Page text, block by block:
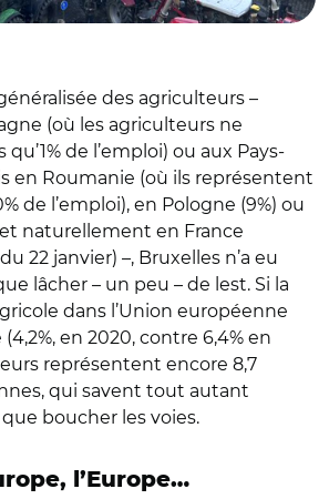
des agriculteurs –
(où les agriculteurs ne
de l’emploi) ou aux Pays-
en Roumanie (où ils représentent
de l’emploi), en Pologne (9%) ou
et naturellement en France
du 22 janvier) –, Bruxelles n’a eu
lâcher – un peu – de lest. Si la
dans l’Union européenne
en 2020, contre 6,4% en
représentent encore 8,7
qui savent tout autant
boucher les voies.
l’Europe…